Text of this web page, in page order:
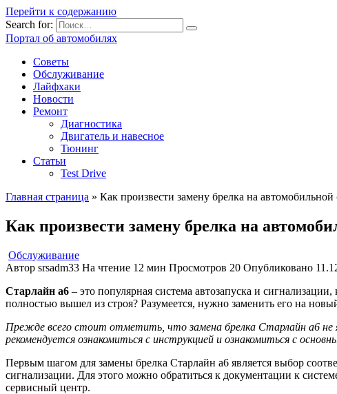
Перейти к содержанию
Search for:
Портал об автомобилях
Советы
Обслуживание
Лайфхаки
Новости
Ремонт
Диагностика
Двигатель и навесное
Тюнинг
Статьи
Test Drive
Главная страница » Как произвести замену брелка на
Как произвести замену брелка на
Обслуживание
Автор srsadm33 На чтение 12 мин Просмотров 20 Опубликовано
Старлайн а6 – это популярная система автозапуска и
полностью вышел из строя? Разумеется, нужно заменить его на
Прежде всего стоит отметить, что замена брелка Старлайн а6 не
рекомендуется ознакомиться с инструкцией и ознакомиться с
Первым шагом для замены брелка Старлайн а6 является выбор
сигнализации. Для этого можно обратиться к документации к
сервисный центр.